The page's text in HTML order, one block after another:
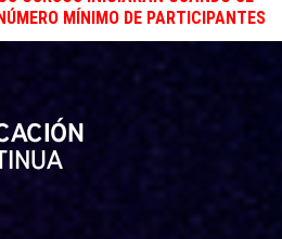
MÍNIMO DE PARTICIPANTES